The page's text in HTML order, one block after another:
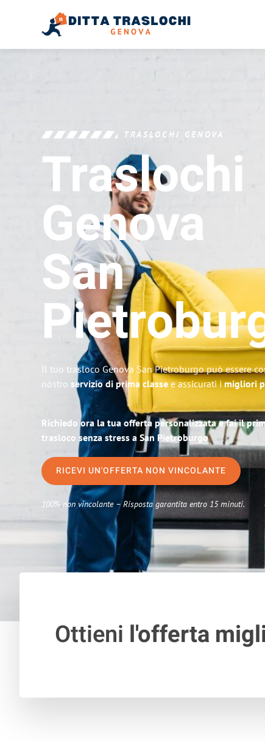
TRASLOCHI GENOVA
Traslochi
Genova
San
Il tuo trasloco Genova San Pietroburgo può essere
nostro servizio di prima classee assicurati imigliori
Richiedo ora la tua offerta personalizzata e fai il
trasloco senza stress a San Pietroburgo
RICEVI UN'OFFERTA NON VINCOLANTE
100% non vincolante – Risposta garantita entro 15 minuti.
Ottieni l'offerta